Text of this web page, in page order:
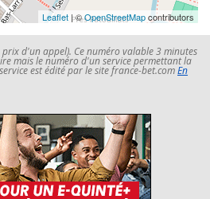
Leaflet | ©OpenStreetMapcontributors
d'un appel). Ce numéro valable 3 minutes
mais le numéro d'un service permettant la
est édité par le site france-bet.comEn